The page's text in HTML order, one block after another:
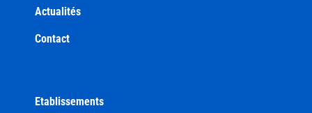
Actualités
Contact
Etablissements